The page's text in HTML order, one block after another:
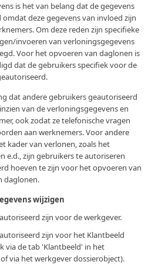
is het van belang dat de gegevens
deze gegevens van invloed zijn
Om deze reden zijn specifieke
invoeren van verloningsgegevens
Voor het opvoeren van daglonen is
dat de gebruikers specifiek voor de
dat andere gebruikers geautoriseerd
van de verloningsgegevens en
ook zodat ze telefonische vragen
aan werknemers. Voor andere
kader van verlonen, zoals het
e.d., zijn gebruikers te autoriseren
hoeven te zijn voor het opvoeren van
daglonen.
wijzigen
zijn voor de werkgever.
zijn voor het Klantbeeld
via de tab 'Klantbeeld' in het
via het werkgever dossierobject).